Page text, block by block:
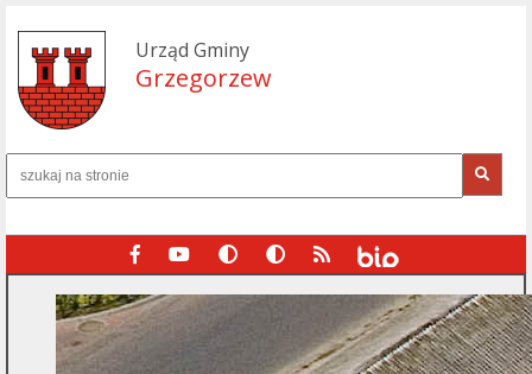
Urząd Gminy
Grzegorzew